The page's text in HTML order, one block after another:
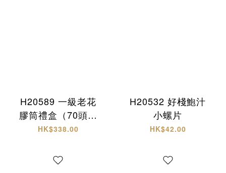
H20589 一級老花
膠筒禮盒（70頭約
18-20隻）
HK$338.00
H20532 好棧鮑汁
小螺片
HK$42.00